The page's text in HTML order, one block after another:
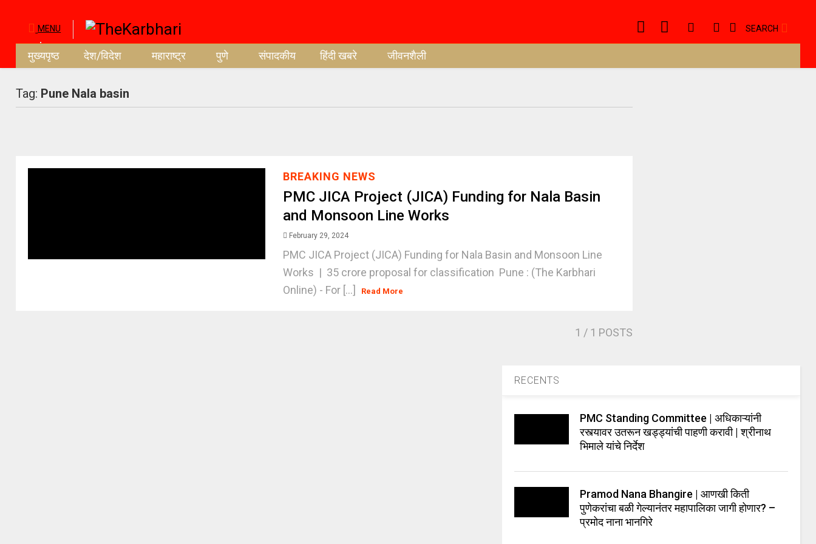
MENU SEARCH
मुख्यपृष्ठ देश/विदेश महाराष्ट्र पुणे संपादकीय हिंदी खबरे जीवनशैली
Tag: Pune Nala basin
BREAKING NEWS
PMC JICA Project (JICA) Funding for Nala Basin
and Monsoon Line Works
February 29, 2024
PMC JICA Project (JICA) Funding for Nala Basin and Monsoon Line
Works | 35 crore proposal for classification Pune : (The Karbhari
Online) - For [...]
Read More
1 / 1 POSTS
RECENTS
PMC Standing Committee | अधिकाऱ्यांनी
रस्त्यावर उतरून खड्ड्यांची पाहणी करावी | श्रीनाथ
भिमाले यांचे निर्देश
Pramod Nana Bhangire | आणखी किती
पुणेकरांचा बळी गेल्यानंतर महापालिका जागी होणार? –
प्रमोद नाना भानगिरे